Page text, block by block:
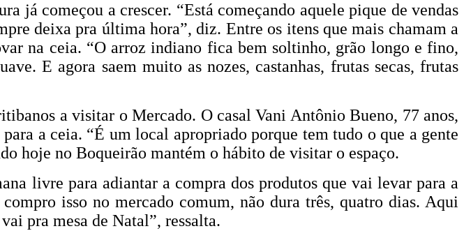
já começou a crescer. “Está começando aquele pique de vendas
deixa pra última hora”, diz. Entre os itens que mais chamam a
na ceia. “O arroz indiano fica bem soltinho, grão longo e fino,
E agora saem muito as nozes, castanhas, frutas secas, frutas
a visitar o Mercado. O casal Vani Antônio Bueno, 77 anos,
a ceia. “É um local apropriado porque tem tudo o que a gente
hoje no Boqueirão mantém o hábito de visitar o espaço.
livre para adiantar a compra dos produtos que vai levar para a
isso no mercado comum, não dura três, quatro dias. Aqui
pra mesa de Natal”, ressalta.